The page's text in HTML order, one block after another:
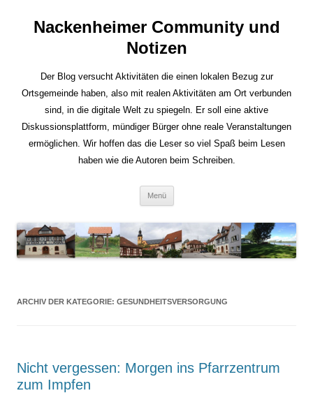
Nackenheimer Community und
Notizen
Der Blog versucht Aktivitäten die einen lokalen Bezug zur
Ortsgemeinde haben, also mit realen Aktivitäten am Ort verbunden
sind, in die digitale Welt zu spiegeln. Er soll eine aktive
Diskussionsplattform, mündiger Bürger ohne reale Veranstaltungen
ermöglichen. Wir hoffen das die Leser so viel Spaß beim Lesen
haben wie die Autoren beim Schreiben.
Menü
ARCHIV DER KATEGORIE: GESUNDHEITSVERSORGUNG
Nicht vergessen: Morgen ins Pfarrzentrum
zum Impfen